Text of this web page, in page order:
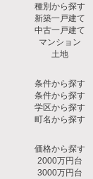
種別から探す
新築一戸建て
中古一戸建て
マンション
土地
条件から探す
条件から探す
学区から探す
町名から探す
価格から探す
2000万円台
3000万円台